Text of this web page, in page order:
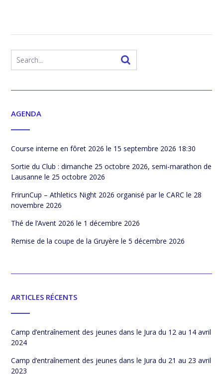
AGENDA
Course interne en fôret 2026 le 15 septembre 2026 18:30
Sortie du Club : dimanche 25 octobre 2026, semi-marathon de
Lausanne le 25 octobre 2026
FrirunCup – Athletics Night 2026 organisé par le CARC le 28
novembre 2026
Thé de l’Avent 2026 le 1 décembre 2026
Remise de la coupe de la Gruyère le 5 décembre 2026
ARTICLES RÉCENTS
Camp d’entraînement des jeunes dans le Jura du 12 au 14 avril
2024
Camp d’entraînement des jeunes dans le Jura du 21 au 23 avril
2023